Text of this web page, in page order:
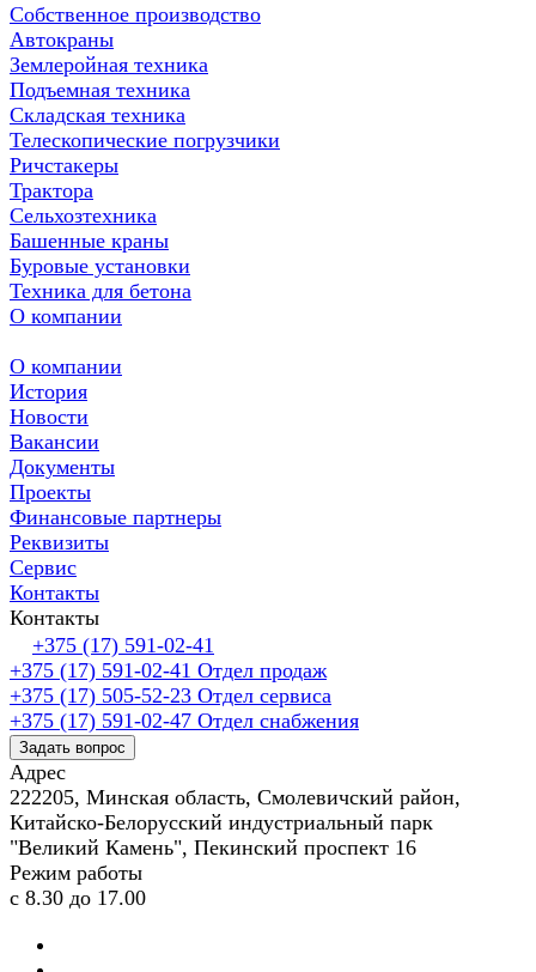
Собственное производство
Автокраны
Землеройная техника
Подъемная техника
Складская техника
Телескопические погрузчики
Ричстакеры
Трактора
Сельхозтехника
Башенные краны
Буровые установки
Техника для бетона
О компании
О компании
История
Новости
Вакансии
Документы
Проекты
Финансовые партнеры
Реквизиты
Сервис
Контакты
Контакты
+375 (17) 591-02-41
+375 (17) 591-02-41 Отдел продаж
+375 (17) 505-52-23 Отдел сервиса
+375 (17) 591-02-47 Отдел снабжения
Задать вопрос
Адрес
222205, Минская область, Смолевичский район,
Китайско-Белорусский индустриальный парк
"Великий Камень", Пекинский проспект 16
Режим работы
с 8.30 до 17.00